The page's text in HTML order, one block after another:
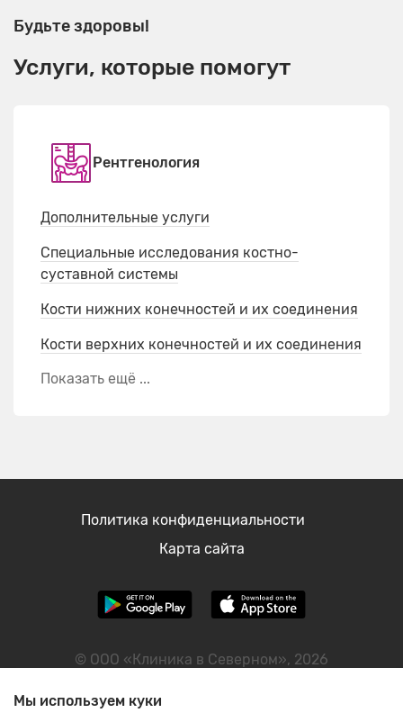
Будьте здоровы!
Услуги, которые помогут
Рентгенология
Дополнительные услуги
Специальные исследования костно-
суставной системы
Кости нижних конечностей и их соединения
Кости верхних конечностей и их соединения
Показать ещё ...
© ООО «Клиника в Северном», 2026
Политика конфиденциальности
Карта сайта
Мы используем куки